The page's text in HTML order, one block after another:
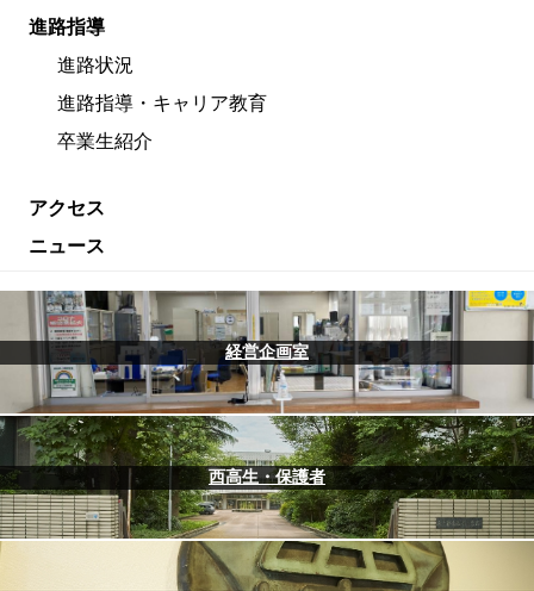
進路指導
進路状況
進路指導・キャリア教育
卒業生紹介
アクセス
ニュース
経営企画室
西高生・保護者